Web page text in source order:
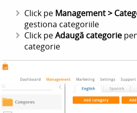
Click pe Management >
gestiona categoriile
Click peAdaugă categorie
categorie